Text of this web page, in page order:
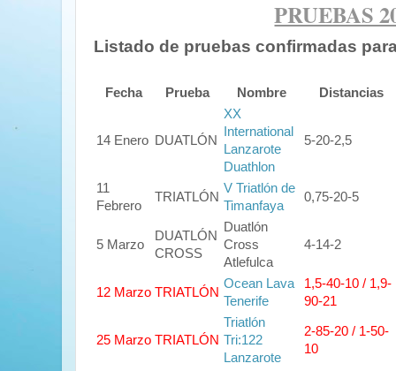
PRUEBAS
Listado de pruebas confirmadas
Fecha Prueba Nombre Distancias
14 Enero DUATLÓN
XX
International
Lanzarote
Duathlon
5-20-2,5
11
Febrero
TRIATLÓN
V Triatlón de
Timanfaya
0,75-20-5
5 Marzo
DUATLÓN
CROSS
Duatlón
Cross
Atlefulca
4-14-2
12 Marzo TRIATLÓN
Ocean Lava
Tenerife
1,5-40-10 / 1,9-
90-21
25 Marzo TRIATLÓN
Triatlón
Tri:122
Lanzarote
2-85-20 / 1-50-
10